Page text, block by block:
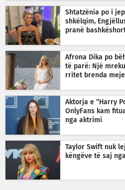
Shtatzënia po i
shkëlqim,
pranë
Afrona Dika po
të parë: Një
rritet brenda meje
Aktorja e “Harry
OnlyFans kam
nga aktrimi
Taylor Swift nuk
këngëve të saj